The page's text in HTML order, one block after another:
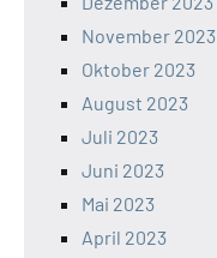
November 2023
Oktober 2023
August 2023
Juli 2023
Juni 2023
Mai 2023
April 2023